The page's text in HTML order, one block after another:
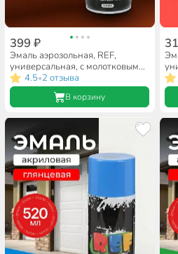
399 ₽
Эмаль аэрозольная, REF,
универсальная, с молотковым
эффектом, акриловая, бронза,
520 мл
4.5•2 отзыва
В корзину